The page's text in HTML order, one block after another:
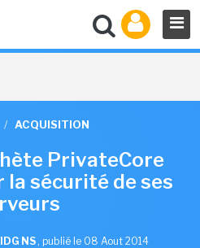
/ ACQUISITION
PrivateCore
sécurité de ses
NS , publié le 08 Aout 2014